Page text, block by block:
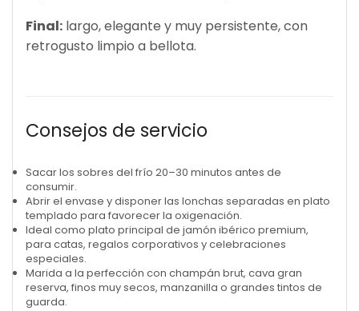
Final: largo, elegante y muy persistente, con
retrogusto limpio a bellota.
Consejos de servicio
Sacar los sobres del frío 20–30 minutos antes de
consumir.
Abrir el envase y disponer las lonchas separadas en plato
templado para favorecer la oxigenación.
Ideal como plato principal de jamón ibérico premium,
para catas, regalos corporativos y celebraciones
especiales.
Marida a la perfección con champán brut, cava gran
reserva, finos muy secos, manzanilla o grandes tintos de
guarda.